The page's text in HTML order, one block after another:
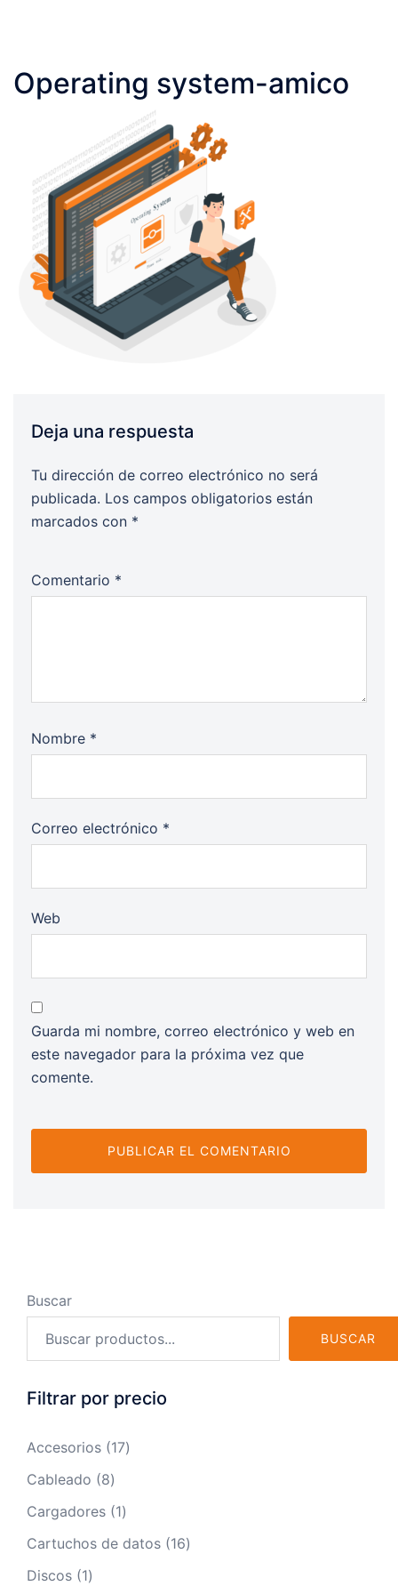
Operating system-amico
Deja una respuesta
Tu dirección de correo electrónico no será
publicada. Los campos obligatorios están
marcados con *
Comentario *
Nombre *
Correo electrónico *
Web
Guarda mi nombre, correo electrónico y web en
este navegador para la próxima vez que
comente.
Buscar
BUSCAR
Filtrar por precio
Accesorios 1717
Cableado 88
productos
Cargadores 11
producto
Cartuchos de datos 1616
Discos 11